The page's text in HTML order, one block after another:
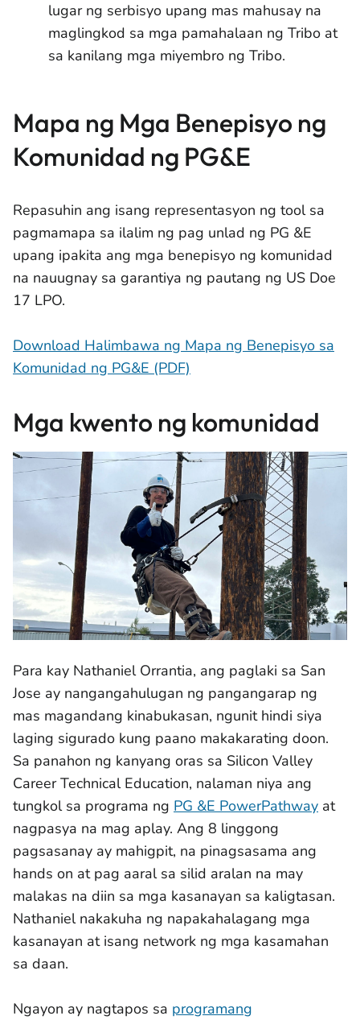
lugar ng serbisyo upang mas mahusay na
maglingkod sa mga pamahalaan ng Tribo at
sa kanilang mga miyembro ng Tribo.
Mapa ng Mga Benepisyo ng
Komunidad ng PG&E
Repasuhin ang isang representasyon ng tool sa
pagmamapa sa ilalim ng pag unlad ng PG &E
upang ipakita ang mga benepisyo ng komunidad
na nauugnay sa garantiya ng pautang ng US Doe
17 LPO.
Download Halimbawa ng Mapa ng Benepisyo sa
Komunidad ng PG&E (PDF)
Mga kwento ng komunidad
Para kay Nathaniel Orrantia, ang paglaki sa San
Jose ay nangangahulugan ng pangangarap ng
mas magandang kinabukasan, ngunit hindi siya
laging sigurado kung paano makakarating doon.
Sa panahon ng kanyang oras sa Silicon Valley
Career Technical Education, nalaman niya ang
tungkol sa programa ng PG &E PowerPathway at
nagpasya na mag aplay. Ang 8 linggong
pagsasanay ay mahigpit, na pinagsasama ang
hands on at pag aaral sa silid aralan na may
malakas na diin sa mga kasanayan sa kaligtasan.
Nathaniel nakakuha ng napakahalagang mga
kasanayan at isang network ng mga kasamahan
sa daan.
Ngayon ay nagtapos sa programang